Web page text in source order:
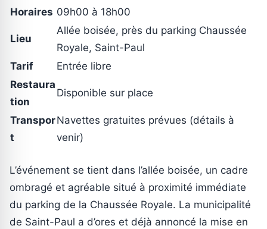
Horaires 09h00 à 18h00
Lieu
Allée boisée, près du parking Chaussée
Royale, Saint-Paul
Tarif
Entrée libre
Restaura
tion
Disponible sur place
Transpor
t
Navettes gratuites prévues (détails à
venir)
L’événement se tient dans l’allée boisée, un cadre
ombragé et agréable situé à proximité immédiate
du parking de la Chaussée Royale. La municipalité
de Saint-Paul a d’ores et déjà annoncé la mise en